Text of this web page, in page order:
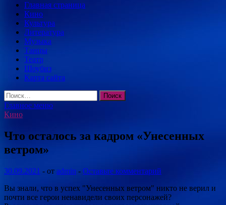
Главная страница
Кино
Культура
Литература
Музыка
Танцы
Театр
Шоубиз
Карта сайта
Найти:
Главное меню
Кино
Что осталось за кадром «Унесенных
ветром»
30.09.2021 - от admin - Оставьте комментарий
Вы знали, что в успех "Унесенных ветром" никто не верил и
почти все герои ненавидели своих персонажей?